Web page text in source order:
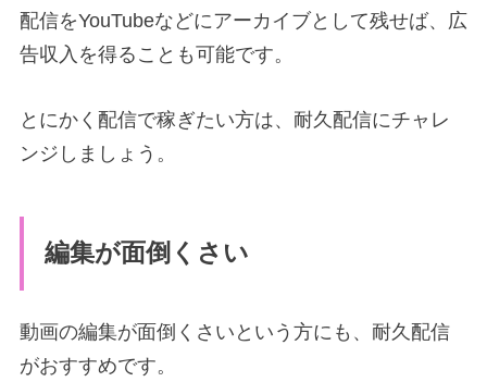
配信をYouTubeなどにアーカイブとして残せば、広
告収入を得ることも可能です。
とにかく配信で稼ぎたい方は、耐久配信にチャレ
ンジしましょう。
編集が面倒くさい
動画の編集が面倒くさいという方にも、耐久配信
がおすすめです。